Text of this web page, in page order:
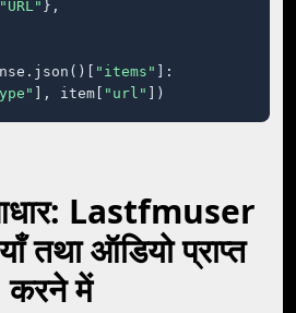
"URL" },
"items"
]:
], item[ "url" ])
Lastfmuser
तथा ऑडियो प्राप्त
करने में